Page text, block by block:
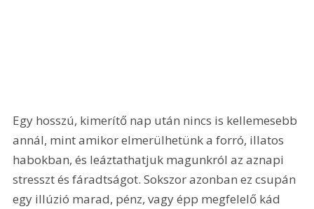
Egy hosszú, kimerítő nap után nincs is kellemesebb
annál, mint amikor elmerülhetünk a forró, illatos
habokban, és leáztathatjuk magunkról az aznapi
stresszt és fáradtságot. Sokszor azonban ez csupán
egy illúzió marad, pénz, vagy épp megfelelő kád